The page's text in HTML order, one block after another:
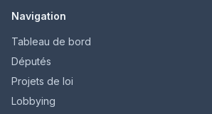
Navigation
Tableau de bord
Députés
Projets de loi
Lobbying